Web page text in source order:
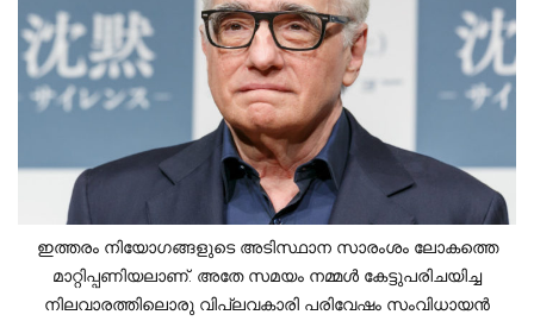
ഇത്തരം നിയോഗങ്ങളുടെ അടിസ്ഥാന സാരംശം ലോകത്തെ
മാറ്റിപ്പണിയലാണ്. അതേ സമയം നമ്മള്‍ കേട്ടുപരിചയിച്ച
നിലവാരത്തിലൊരു വിപ്ലവകാരി പരിവേഷം സംവിധായന്‍